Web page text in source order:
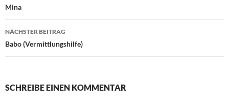
Mina
NÄCHSTER BEITRAG
Babo (Vermittlungshilfe)
SCHREIBE EINEN KOMMENTAR